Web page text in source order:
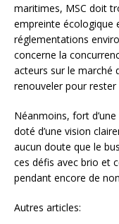
maritimes, MSC doit
empreinte écologique
réglementations
concerne la
acteurs sur le marché
renouveler pour rester
Néanmoins, fort
doté d’une vision
aucun doute que le
ces défis avec brio et
pendant encore de
Autres articles: